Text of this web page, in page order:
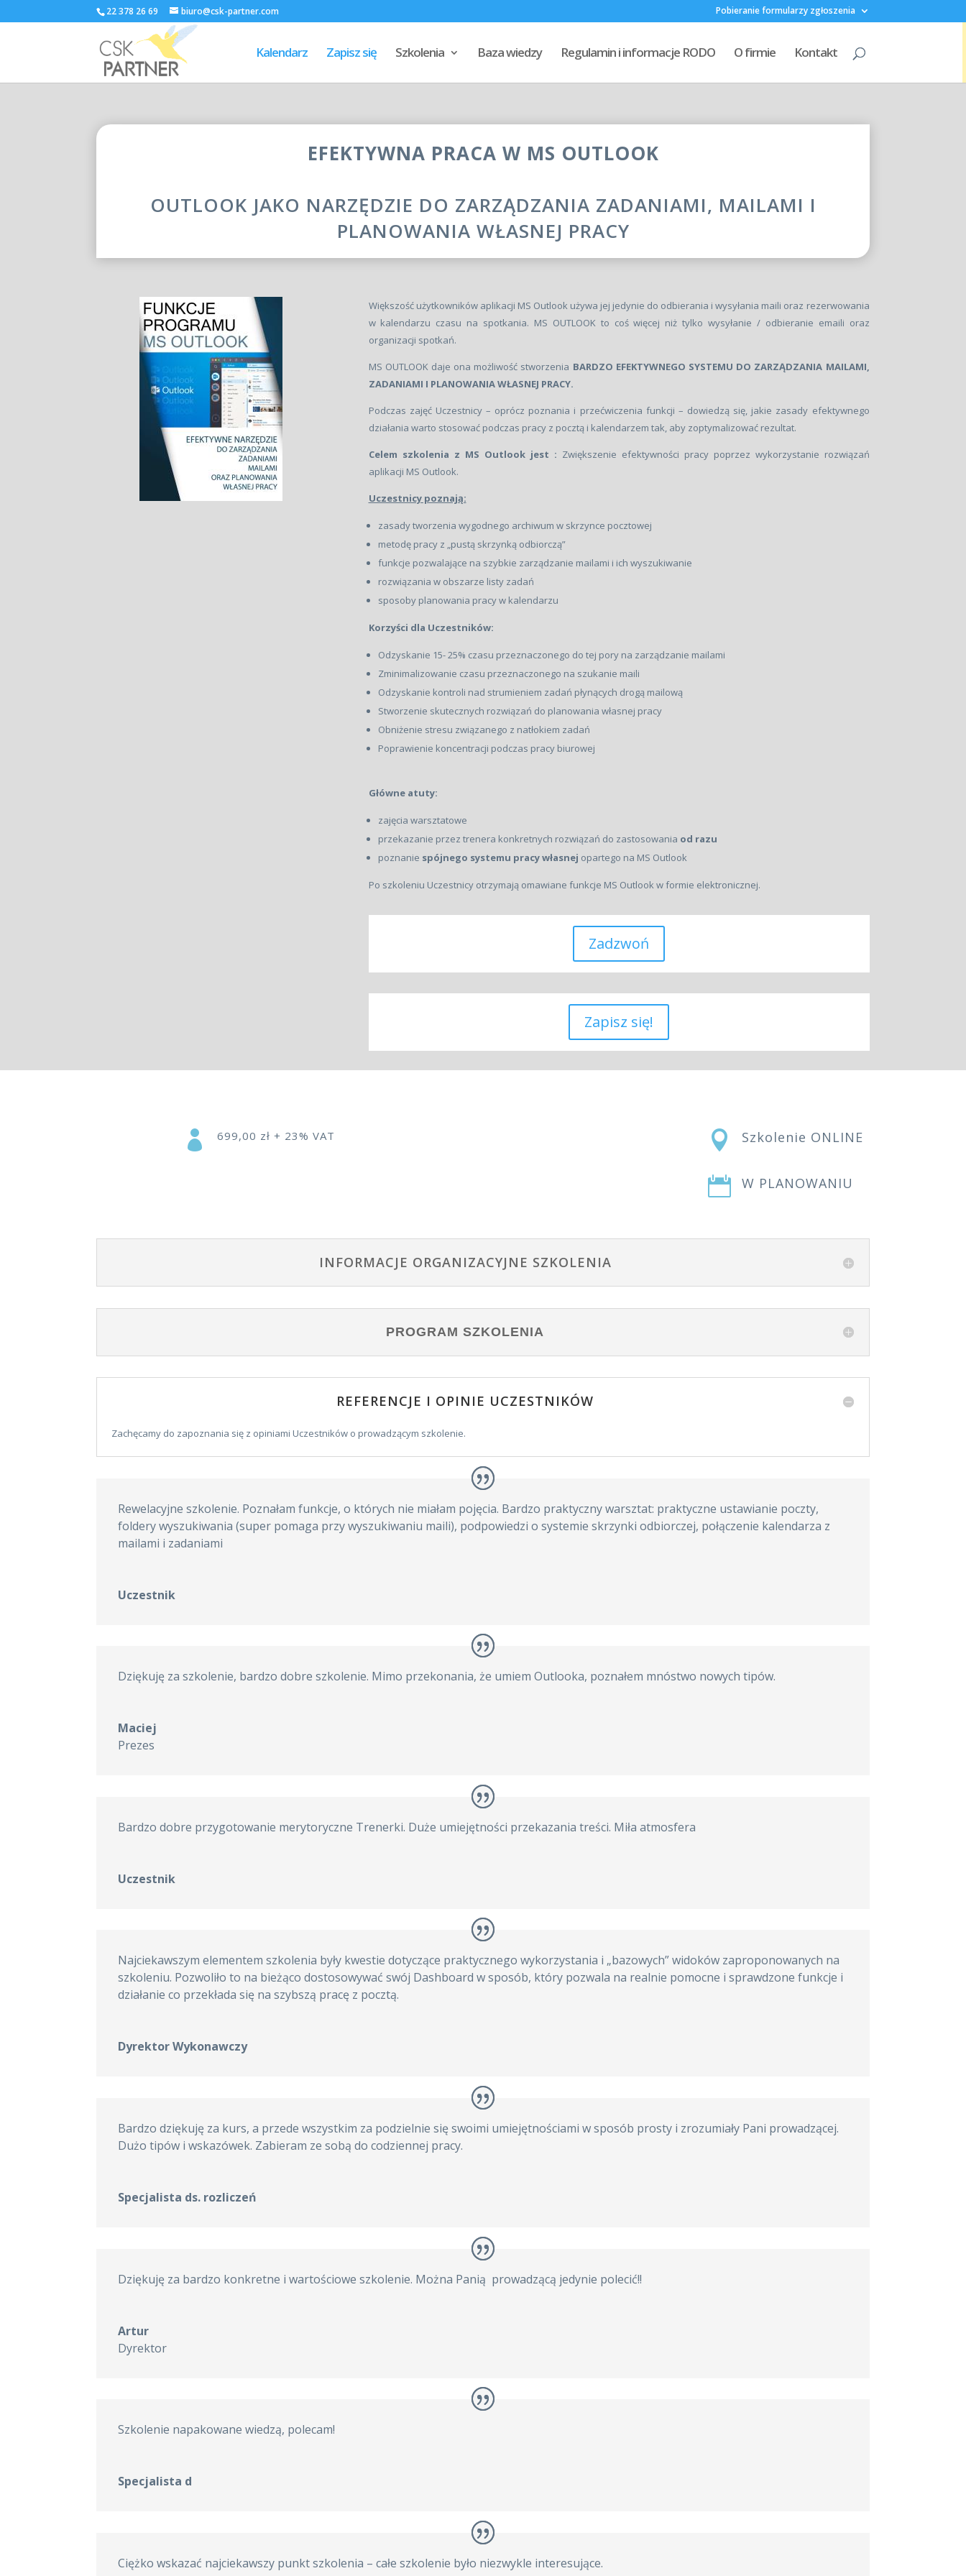
22 378 26 69 biuro@csk-partner.com Pobieranie formularzy zgłoszenia
Kalendarz Zapisz się Szkolenia Baza wiedzy Regulamin i informacje RODO O firmie Kontakt
EFEKTYWNA PRACA W MS OUTLOOK
OUTLOOK JAKO NARZĘDZIE DO ZARZĄDZANIA ZADANIAMI, MAILAMI I
PLANOWANIA WŁASNEJ PRACY
Większość użytkowników aplikacji MS Outlook używa jej jedynie do odbierania i wysyłania maili oraz rezerwowania
w kalendarzu czasu na spotkania. MS OUTLOOK to coś więcej niż tylko wysyłanie / odbieranie emaili oraz
organizacji spotkań.
MS OUTLOOK daje ona możliwość stworzenia BARDZO EFEKTYWNEGO SYSTEMU DO ZARZĄDZANIA MAILAMI,
ZADANIAMI I PLANOWANIA WŁASNEJ PRACY.
Podczas zajęć Uczestnicy – oprócz poznania i przećwiczenia funkcji – dowiedzą się, jakie zasady efektywnego
działania warto stosować podczas pracy z pocztą i kalendarzem tak, aby zoptymalizować rezultat.
Celem szkolenia z MS Outlook jest : Zwiększenie efektywności pracy poprzez wykorzystanie rozwiązań
aplikacji MS Outlook.
Uczestnicy poznają:
zasady tworzenia wygodnego archiwum w skrzynce pocztowej
metodę pracy z „pustą skrzynką odbiorczą”
funkcje pozwalające na szybkie zarządzanie mailami i ich wyszukiwanie
rozwiązania w obszarze listy zadań
sposoby planowania pracy w kalendarzu
Korzyści dla Uczestników:
Odzyskanie 15- 25% czasu przeznaczonego do tej pory na zarządzanie mailami
Zminimalizowanie czasu przeznaczonego na szukanie maili
Odzyskanie kontroli nad strumieniem zadań płynących drogą mailową
Stworzenie skutecznych rozwiązań do planowania własnej pracy
Obniżenie stresu związanego z natłokiem zadań
Poprawienie koncentracji podczas pracy biurowej
Główne atuty:
zajęcia warsztatowe
przekazanie przez trenera konkretnych rozwiązań do zastosowania od razu
poznanie spójnego systemu pracy własnej opartego na MS Outlook
Po szkoleniu Uczestnicy otrzymają omawiane funkcje MS Outlook w formie elektronicznej.
Zadzwoń
Zapisz się!
 699,00 zł + 23% VAT  Szkolenie ONLINE
 W PLANOWANIU
INFORMACJE ORGANIZACYJNE SZKOLENIA
PROGRAM SZKOLENIA
REFERENCJE I OPINIE UCZESTNIKÓW
Zachęcamy do zapoznania się z opiniami Uczestników o prowadzącym szkolenie.
Rewelacyjne szkolenie. Poznałam funkcje, o których nie miałam pojęcia. Bardzo praktyczny warsztat: praktyczne ustawianie poczty,
foldery wyszukiwania (super pomaga przy wyszukiwaniu maili), podpowiedzi o systemie skrzynki odbiorczej, połączenie kalendarza z
mailami i zadaniami
Uczestnik
Dziękuję za szkolenie, bardzo dobre szkolenie. Mimo przekonania, że umiem Outlooka, poznałem mnóstwo nowych tipów.
Maciej
Prezes
Bardzo dobre przygotowanie merytoryczne Trenerki. Duże umiejętności przekazania treści. Miła atmosfera
Uczestnik
Najciekawszym elementem szkolenia były kwestie dotyczące praktycznego wykorzystania i „bazowych” widoków zaproponowanych na
szkoleniu. Pozwoliło to na bieżąco dostosowywać swój Dashboard w sposób, który pozwala na realnie pomocne i sprawdzone funkcje i
działanie co przekłada się na szybszą pracę z pocztą.
Dyrektor Wykonawczy
Bardzo dziękuję za kurs, a przede wszystkim za podzielnie się swoimi umiejętnościami w sposób prosty i zrozumiały Pani prowadzącej.
Dużo tipów i wskazówek. Zabieram ze sobą do codziennej pracy.
Specjalista ds. rozliczeń
Dziękuję za bardzo konkretne i wartościowe szkolenie. Można Panią prowadzącą jedynie polecić!!
Artur
Dyrektor
Szkolenie napakowane wiedzą, polecam!
Specjalista d
Ciężko wskazać najciekawszy punkt szkolenia – całe szkolenie było niezwykle interesujące.